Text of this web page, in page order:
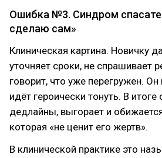
Ошибка №3. Синдром
сделаю сам»
Клиническая картина. Новичку
уточняет сроки, не спрашивает
говорит, что уже перегружен. Он
идёт героически тонуть. В итоге
дедлайны, выгорает и
которая «не ценит его жертв».
В клинической практике это